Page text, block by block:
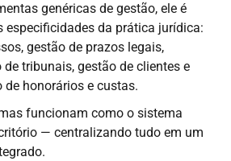
genéricas de gestão, ele é
especificidades da prática jurídica:
gestão de prazos legais,
tribunais, gestão de clientes e
honorários e custas.
funcionam como o sistema
— centralizando tudo em um